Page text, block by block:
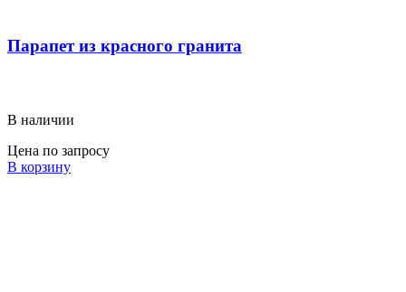
Парапет из красного гранита
В наличии
Цена по запросу
В корзину